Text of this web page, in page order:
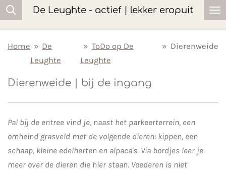
Ga
hoofdinhoud
De Leughte - actief | lekker eropuit
Home » De
Leughte
» ToDo op De
Leughte
» Dierenweide
Dierenweide | bij de ingang
Pal bij de entree vind je, naast het parkeerterrein, een
omheind grasveld met de volgende dieren: kippen, een
schaap, kleine edelherten en alpaca's. Via bordjes leer je
meer over de dieren die hier staan. Voederen is niet